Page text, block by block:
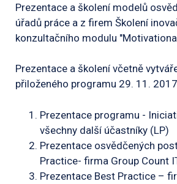
Prezentace a školení modelů
úřadů práce a z firem Školení
konzultačního modulu
Prezentace a školení včetně
přiloženého programu 29. 11. 2017
Prezentace programu -
všechny další účastníky (LP)
Prezentace osvědčených
Practice- firma Group Count
Prezentace Best Practice –